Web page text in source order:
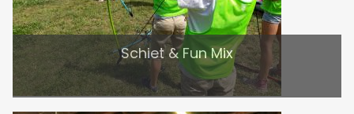
Schiet & Fun Mix